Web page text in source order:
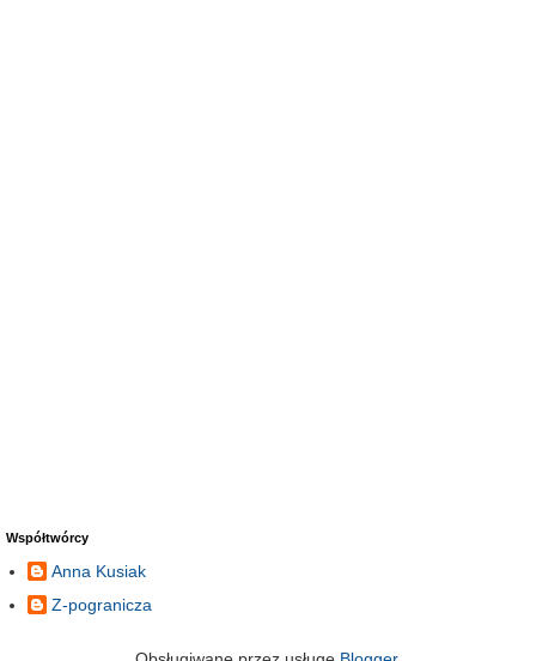
Współtwórcy
Anna Kusiak
Z-pogranicza